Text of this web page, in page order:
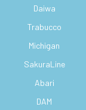
Daiwa
Trabucco
Michigan
SakuraLine
Abari
DAM